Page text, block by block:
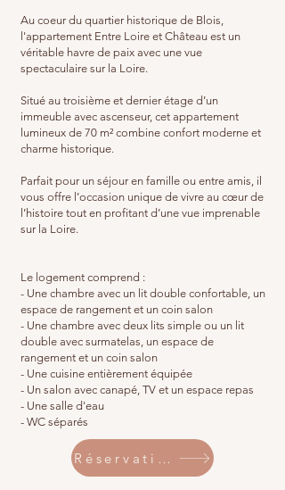
Au coeur du quartier historique de Blois,
l'appartement Entre Loire et Château est un
véritable havre de paix avec une vue
spectaculaire sur la Loire.
Situé au troisième et dernier étage d’un
immeuble avec ascenseur, cet appartement
lumineux de 70 m² combine confort moderne et
charme historique.
Parfait pour un séjour en famille ou entre amis, il
vous offre l’occasion unique de vivre au cœur de
l’histoire tout en profitant d’une vue imprenable
sur la Loire.
Le logement comprend :
- Une chambre avec un lit double confortable, un
espace de rangement et un coin salon
- Une chambre avec deux lits simple ou un lit
double avec surmatelas, un espace de
rangement et un coin salon
- Une cuisine entièrement équipée
- Un salon avec canapé, TV et un espace repas
- Une salle d'eau
- WC séparés
Réservation